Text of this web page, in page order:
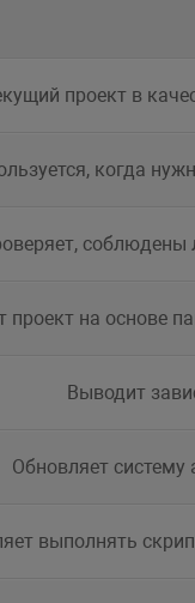
проект в
когда
соблюдены
проект на основе
Выводит
Обновляет систему
выполнять